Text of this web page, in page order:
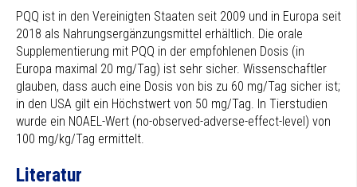
PQQ ist in den Vereinigten Staaten seit 2009 und in Europa seit
2018 als Nahrungsergänzungsmittel erhältlich. Die orale
Supplementierung mit PQQ in der empfohlenen Dosis (in
Europa maximal 20 mg/Tag) ist sehr sicher. Wissenschaftler
glauben, dass auch eine Dosis von bis zu 60 mg/Tag sicher ist;
in den USA gilt ein Höchstwert von 50 mg/Tag. In Tierstudien
wurde ein NOAEL-Wert (no-observed-adverse-effect-level) von
100 mg/kg/Tag ermittelt.
Literatur